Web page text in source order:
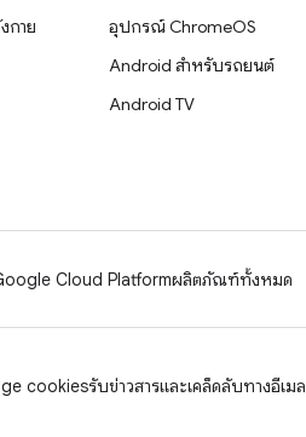
กาย
อุปกรณ์ ChromeOS
Android สำหรับรถยนต์
Android TV
Cloud Platformผลิตภัณฑ์ทั้งหมด
cookiesรับข่าวสารและเคล็ดลับทางอีเมล